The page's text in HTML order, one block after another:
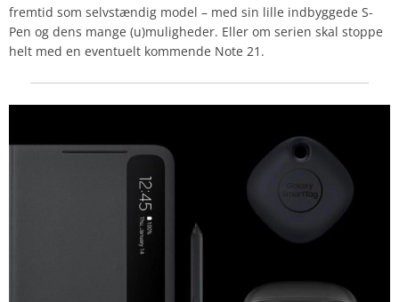
fremtid som selvstændig model – med sin lille indbyggede S-
Pen og dens mange (u)muligheder. Eller om serien skal stoppe
helt med en eventuelt kommende Note 21.